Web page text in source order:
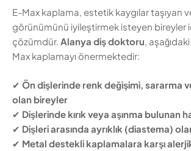
E-Max kaplama, estetik kaygılar taşıyan
görünümünü iyileştirmek isteyen bireyler
çözümdür. Alanya diş doktoru,
Max kaplamayı önermektedir:
✔ Ön dişlerinde renk değişimi, sararma
olan bireyler
✔ Dişlerinde kırık veya aşınma bulunan
✔ Dişleri arasında ayrıklık (diastema)
✔ Metal destekli kaplamalara karşı